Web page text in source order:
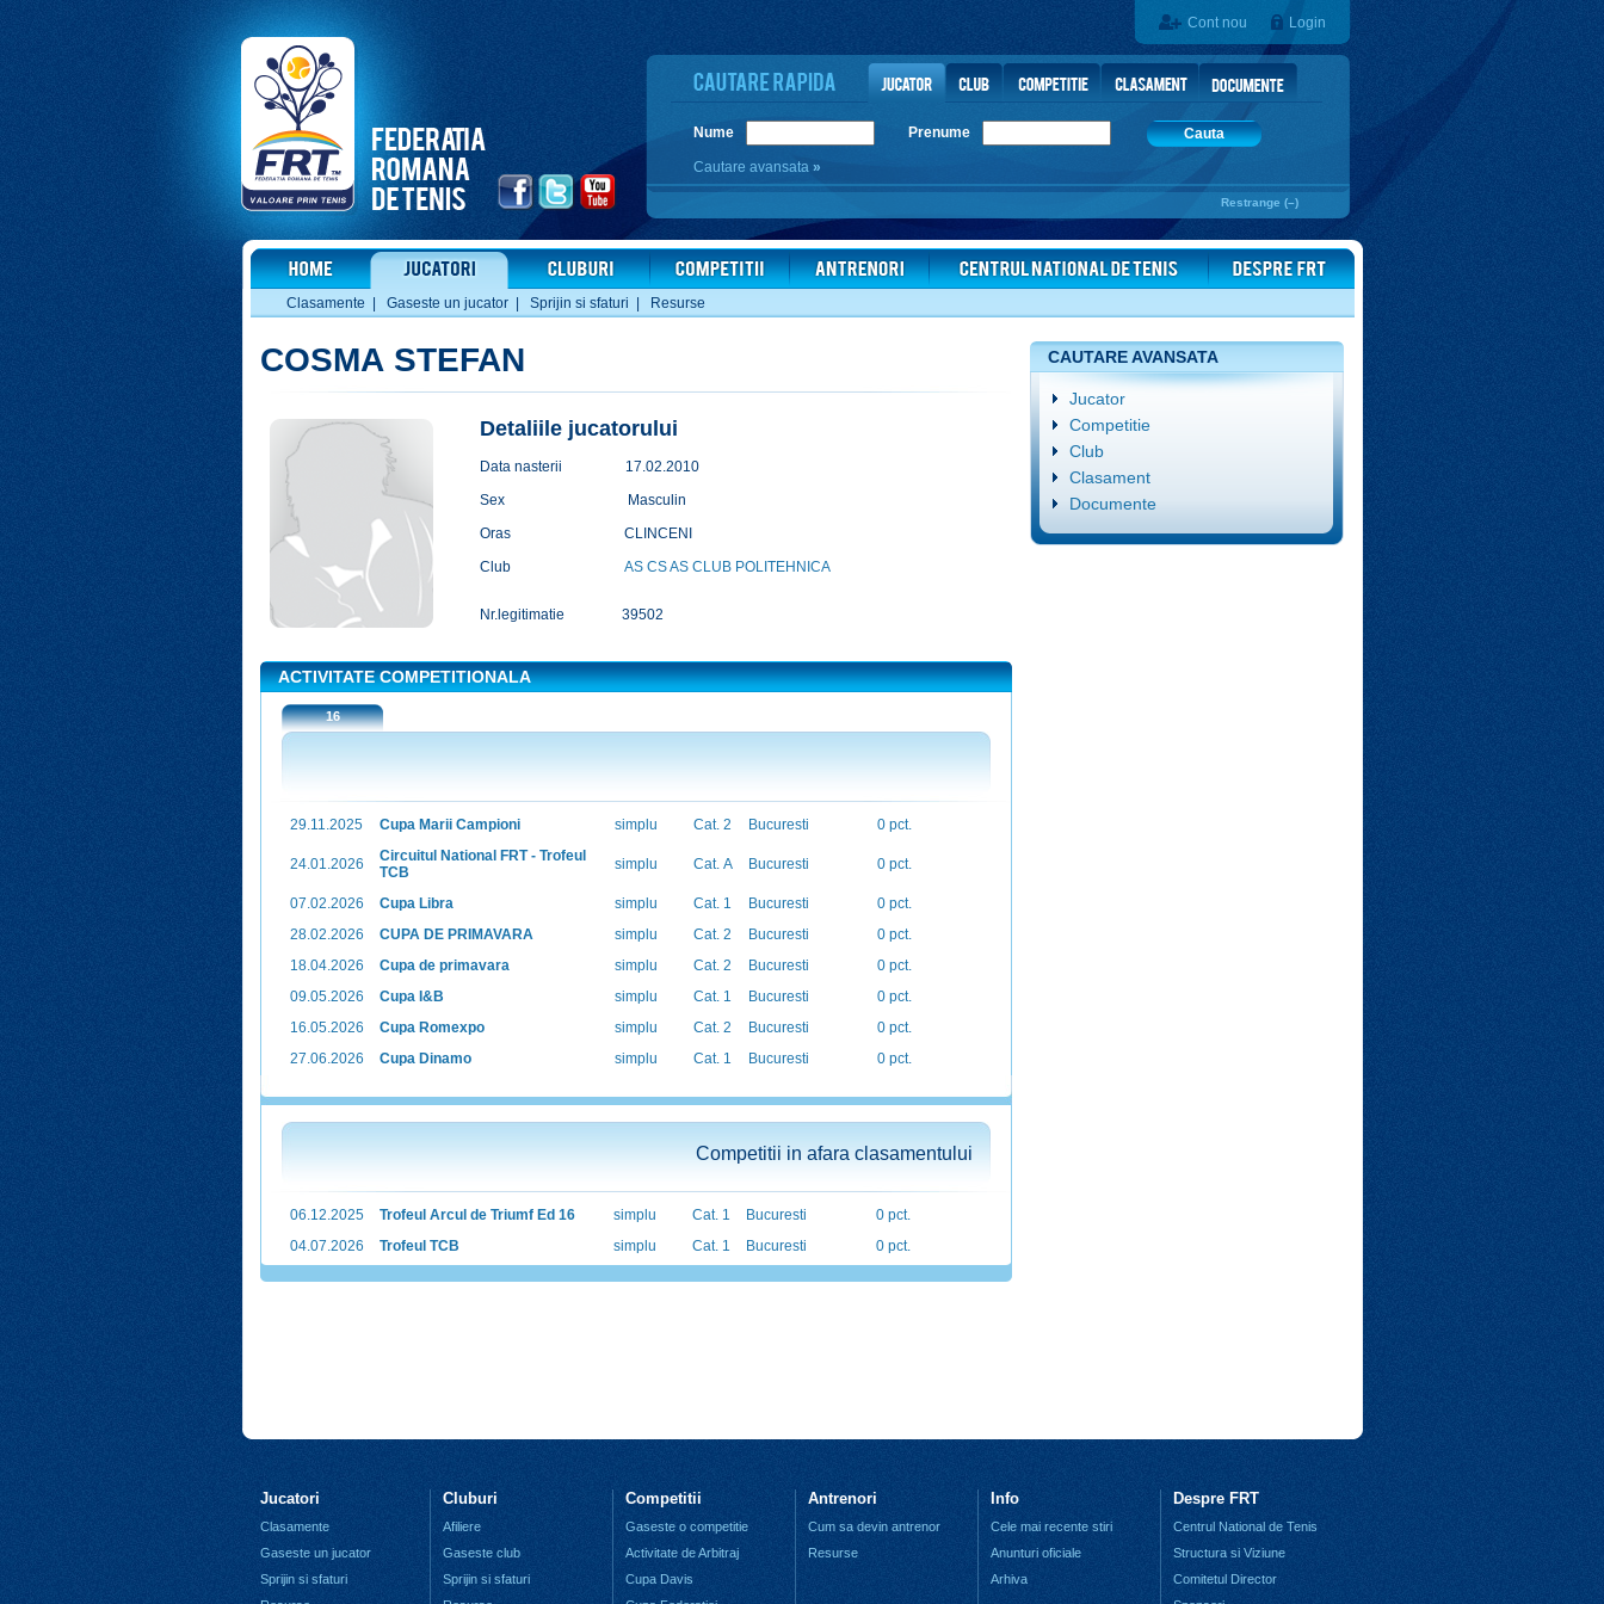
Cont nou Login
Nume Prenume
Cauta
Cautare avansata »
Restrange (–)
Clasamente Gaseste un jucator| Sprijin si sfaturi Resurse
COSMA STEFAN
Detaliile jucatorului
Data nasterii
17.02.2010
Sex
Masculin
Oras
CLINCENI
Club
AS CS AS CLUB POLITEHNICA
Nr.legitimatie 39502
ACTIVITATE COMPETITIONALA
16
29.11.2025 Cupa Marii Campioni simplu Cat. 2 Bucuresti 0 pct.
24.01.2026
Circuitul National FRT - Trofeul
TCB
simplu Cat. A Bucuresti 0 pct.
07.02.2026 Cupa Libra simplu Cat. 1 Bucuresti
0 pct.
28.02.2026
CUPA DE PRIMAVARA simplu Cat. 2 Bucuresti
0 pct.
18.04.2026
Cupa de primavara simplu Cat. 2 Bucuresti
0 pct.
09.05.2026
Cupa I&B simplu Cat. 1 Bucuresti
0 pct.
16.05.2026
Cupa Romexpo simplu Cat. 2 Bucuresti
0 pct.
27.06.2026
Cupa Dinamo simplu Cat. 1 Bucuresti 0 pct.
Competitii in afara clasamentului
06.12.2025 Trofeul Arcul de Triumf Ed 16 simplu Cat. 1 Bucuresti
0 pct.
04.07.2026
Trofeul TCB simplu Cat. 1 Bucuresti 0 pct.
CAUTARE AVANSATA
Jucator
Competitie
Club
Clasament
Documente
Jucatori
Clasamente
Gaseste un jucator
Sprijin si sfaturi
Cluburi
Afiliere
Gaseste club
Sprijin si sfaturi
Competitii
Gaseste o competitie
Activitate de Arbitraj
Cupa Davis
Antrenori
Cum sa devin antrenor
Resurse
Info
Cele mai recente stiri
Anunturi oficiale
Arhiva
Despre FRT
Centrul National de Tenis
Structura si Viziune
Comitetul Director